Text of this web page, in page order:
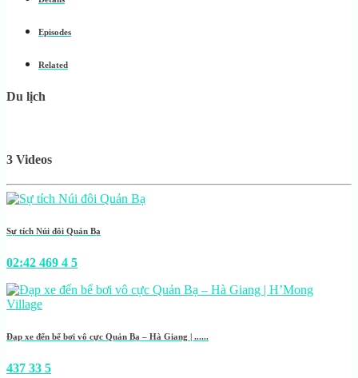
Episodes
Related
Du lịch
3 Videos
Sự tích Núi đôi Quản Bạ
02:42 469 4 5
Đạp xe đến bể bơi vô cực Quản Bạ – Hà Giang | ......
437 33 5